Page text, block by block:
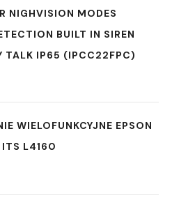
NIGHVISION MODES
BUILT IN SIREN
TALK IP65 (IPCC22FPC)
WIELOFUNKCYJNE EPSON
ITS L4160